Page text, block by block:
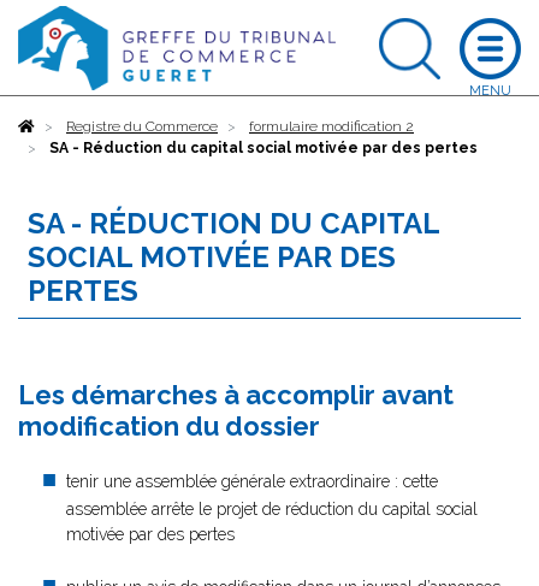
AccueilRegistre du Commerce
formulaire modification 2
SA - Réduction du capital social motivée par des pertes
SA - RÉDUCTION DU CAPITAL
SOCIAL MOTIVÉE PAR DES
PERTES
Les démarches à accomplir avant
modification du dossier
tenir une assemblée générale extraordinaire : cette
assemblée arrête le projet de réduction du capital social
motivée par des pertes